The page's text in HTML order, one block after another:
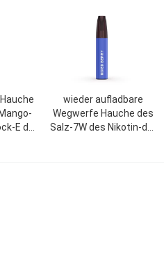
E der
wieder aufladbare
Wegwerfe Hauche des
Salz-7W des Nikotin-der